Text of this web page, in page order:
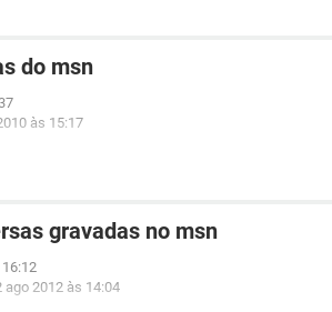
do msn
às 15:17
gravadas no msn
ago 2012 às 14:04